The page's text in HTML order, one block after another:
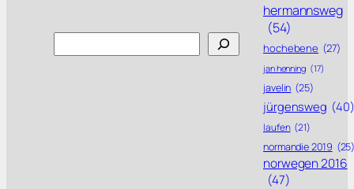
hermannsweg
(54)
hochebene (27)
jan henning (17)
javelin (25)
jürgensweg (40)
laufen (21)
normandie 2019
norwegen 2016
(47)